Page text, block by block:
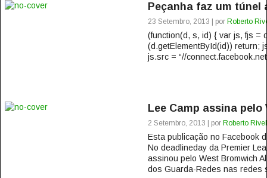
Peçanha faz um túnel
23 Setembro, 2013 | por Roberto
(function(d, s, id) { var js, fjs =
(d.getElementById(id)) return;
js.src = “//
Lee Camp assina
2 Setembro, 2013 | por Roberto
Esta publicação no Facebook
No deadlineday da Premier
assinou pelo West Bromwich
dos Guarda-Redes nas redes